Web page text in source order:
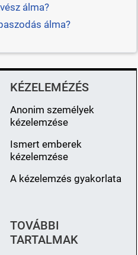
álma?
álma?
KÉZELEMÉZÉS
Anonim személyek
kézelemzése
Ismert emberek
kézelemzése
A kézelemzés gyakorlata
TOVÁBBI
TARTALMAK